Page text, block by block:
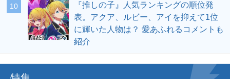
『推しの子』人気ランキングの順位発
表。アクア、ルビー、アイを抑えて1位
に輝いた人物は？ 愛あふれるコメントも
紹介